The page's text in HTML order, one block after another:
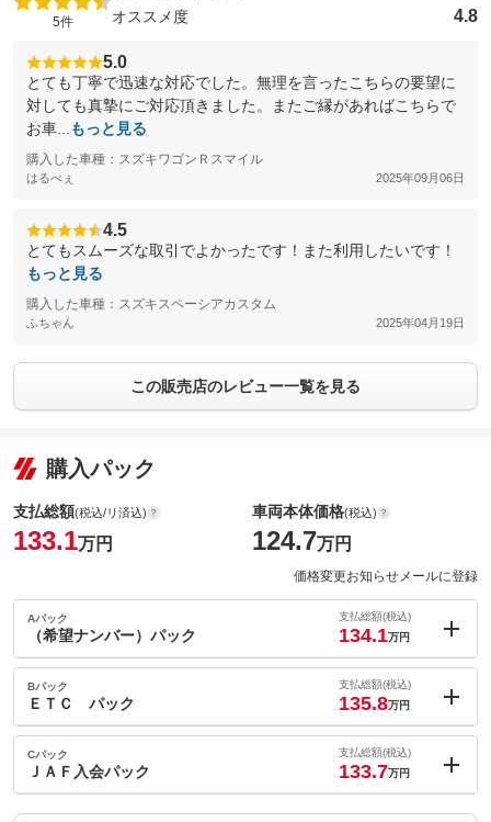
5件 オススメ度 4.8
5.0
とても丁寧で迅速な対応でした。無理を言ったこちらの要望に
対しても真摯にご対応頂きました。またご縁があればこちらで
お車...
もっと見る
購入した車種：スズキワゴンＲスマイル
はるべぇ 2025年09月06日
4.5
とてもスムーズな取引でよかったです！また利用したいです！
もっと見る
購入した車種：スズキスペーシアカスタム
ふちゃん 2025年04月19日
この販売店のレビュー一覧を見る
購入パック
支払総額(税込/リ済込)
133.1万円
車両本体価格(税込)
124.7万円
価格変更お知らせメールに登録
Aパック
（希望ナンバー）パック
支払総額(税込)
134.1万円
内：オプシ
ョン価格
(税込)
車両本体価
124.7万円
Bパック
ＥＴＣ パック
支払総額(税込)
135.8万円
内：オプシ
ョン価格
(税込)
車両本体価
Cパック
ＪＡＦ入会パック
支払総額(税込)
133.7万円